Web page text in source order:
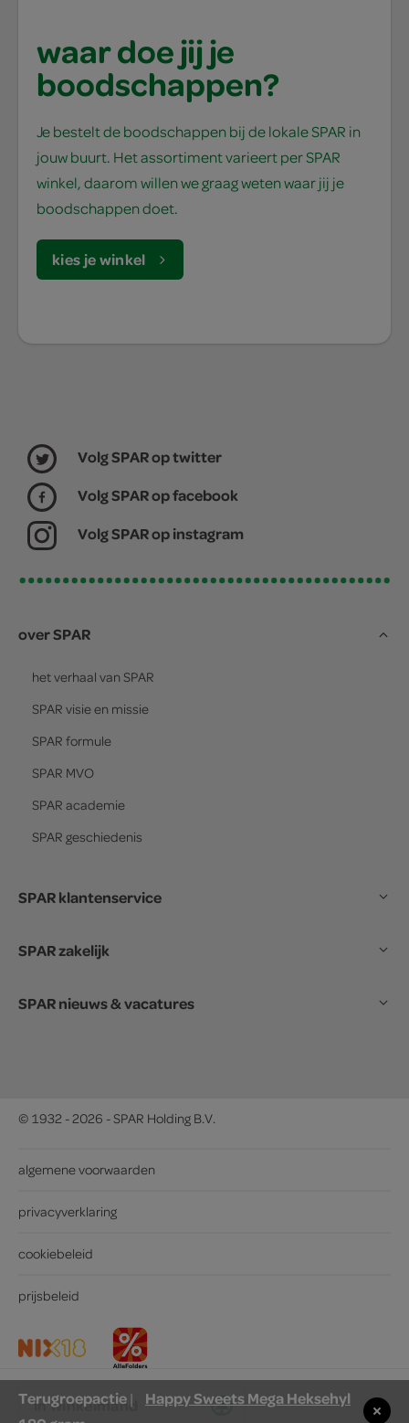
in winkelmand
waar doe jij je
boodschappen?
Je bestelt de boodschappen bij de lokale SPAR in
jouw buurt. Het assortiment varieert per SPAR
winkel, daarom willen we graag weten waar jij je
boodschappen doet.
kies je winkel
Volg SPAR op twitter
Volg SPAR op facebook
Volg SPAR op instagram
over SPAR
het verhaal van SPAR
SPAR visie en missie
SPAR formule
SPAR MVO
SPAR academie
SPAR geschiedenis
SPAR klantenservice
SPAR zakelijk
SPAR nieuws & vacatures
© 1932 - 2026 - SPAR Holding B.V.
algemene voorwaarden
privacyverklaring
cookiebeleid
prijsbeleid
Terugroepactie|
Happy Sweets Mega Heksehyl